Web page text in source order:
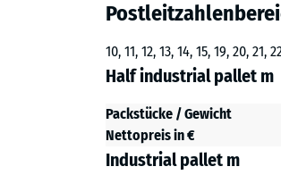
10, 11, 12, 13, 14, 15, 19, 20, 21,
Half industrial pallet m
Packstücke / Gewicht
Nettopreis in €
Industrial pallet m